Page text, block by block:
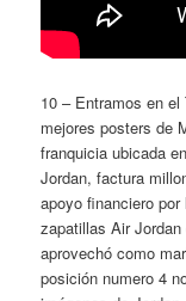
10 – Entramos en
mejores posters de
franquicia ubicada
Jordan, factura
apoyo financiero
zapatillas Air
aprovechó como
posición numero 4